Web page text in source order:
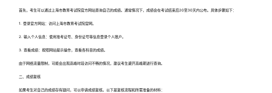
首先，考生可以通过上海市教育考试院官方网站查询自己的成绩。通常情况下，成绩会在考试结束后20至30天内公布。具体步骤如下：
1. 登录官方网站：访问上海市教育考试院官网。
2. 输入个人信息：使用准考证号、身份证号等信息登录个人账户。
3. 查看成绩：按照网站提示操作，查看各科目的成绩。
由于网络流量限制，可能会出现高峰时段访问不畅的情况，建议考生避开高峰期进行查询。
二、成绩复核
如果考生对自己的成绩存有疑问，可以申请成绩复核。以下是复核流程和所需准备的材料：